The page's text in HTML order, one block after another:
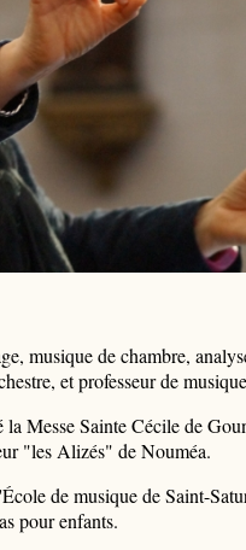
de chambre,
et professeur de
Sainte Cécile de
"les Alizés" de Nouméa.
de musique de Saint-
pour enfants.